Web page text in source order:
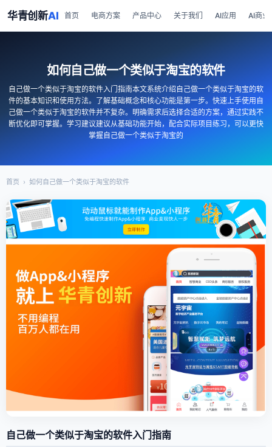
华青创新AI 首页 电商方案 产品中心 关于我们 AI应用 AI商业
如何自己做一个类似于淘宝的软件
自己做一个类似于淘宝的软件入门指南本文系统介绍自己做一个类似于淘宝的软
件的基本知识和使用方法。了解基础概念和核心功能是第一步。快速上手使用自
己做一个类似于淘宝的软件并不复杂。明确需求后选择合适的方案，通过实践不
断优化即可掌握。学习建议建议从基础功能开始，配合实际项目练习，可以更快
掌握自己做一个类似于淘宝的
首页 › 如何自己做一个类似于淘宝的软件
自己做一个类似于淘宝的软件入门指南